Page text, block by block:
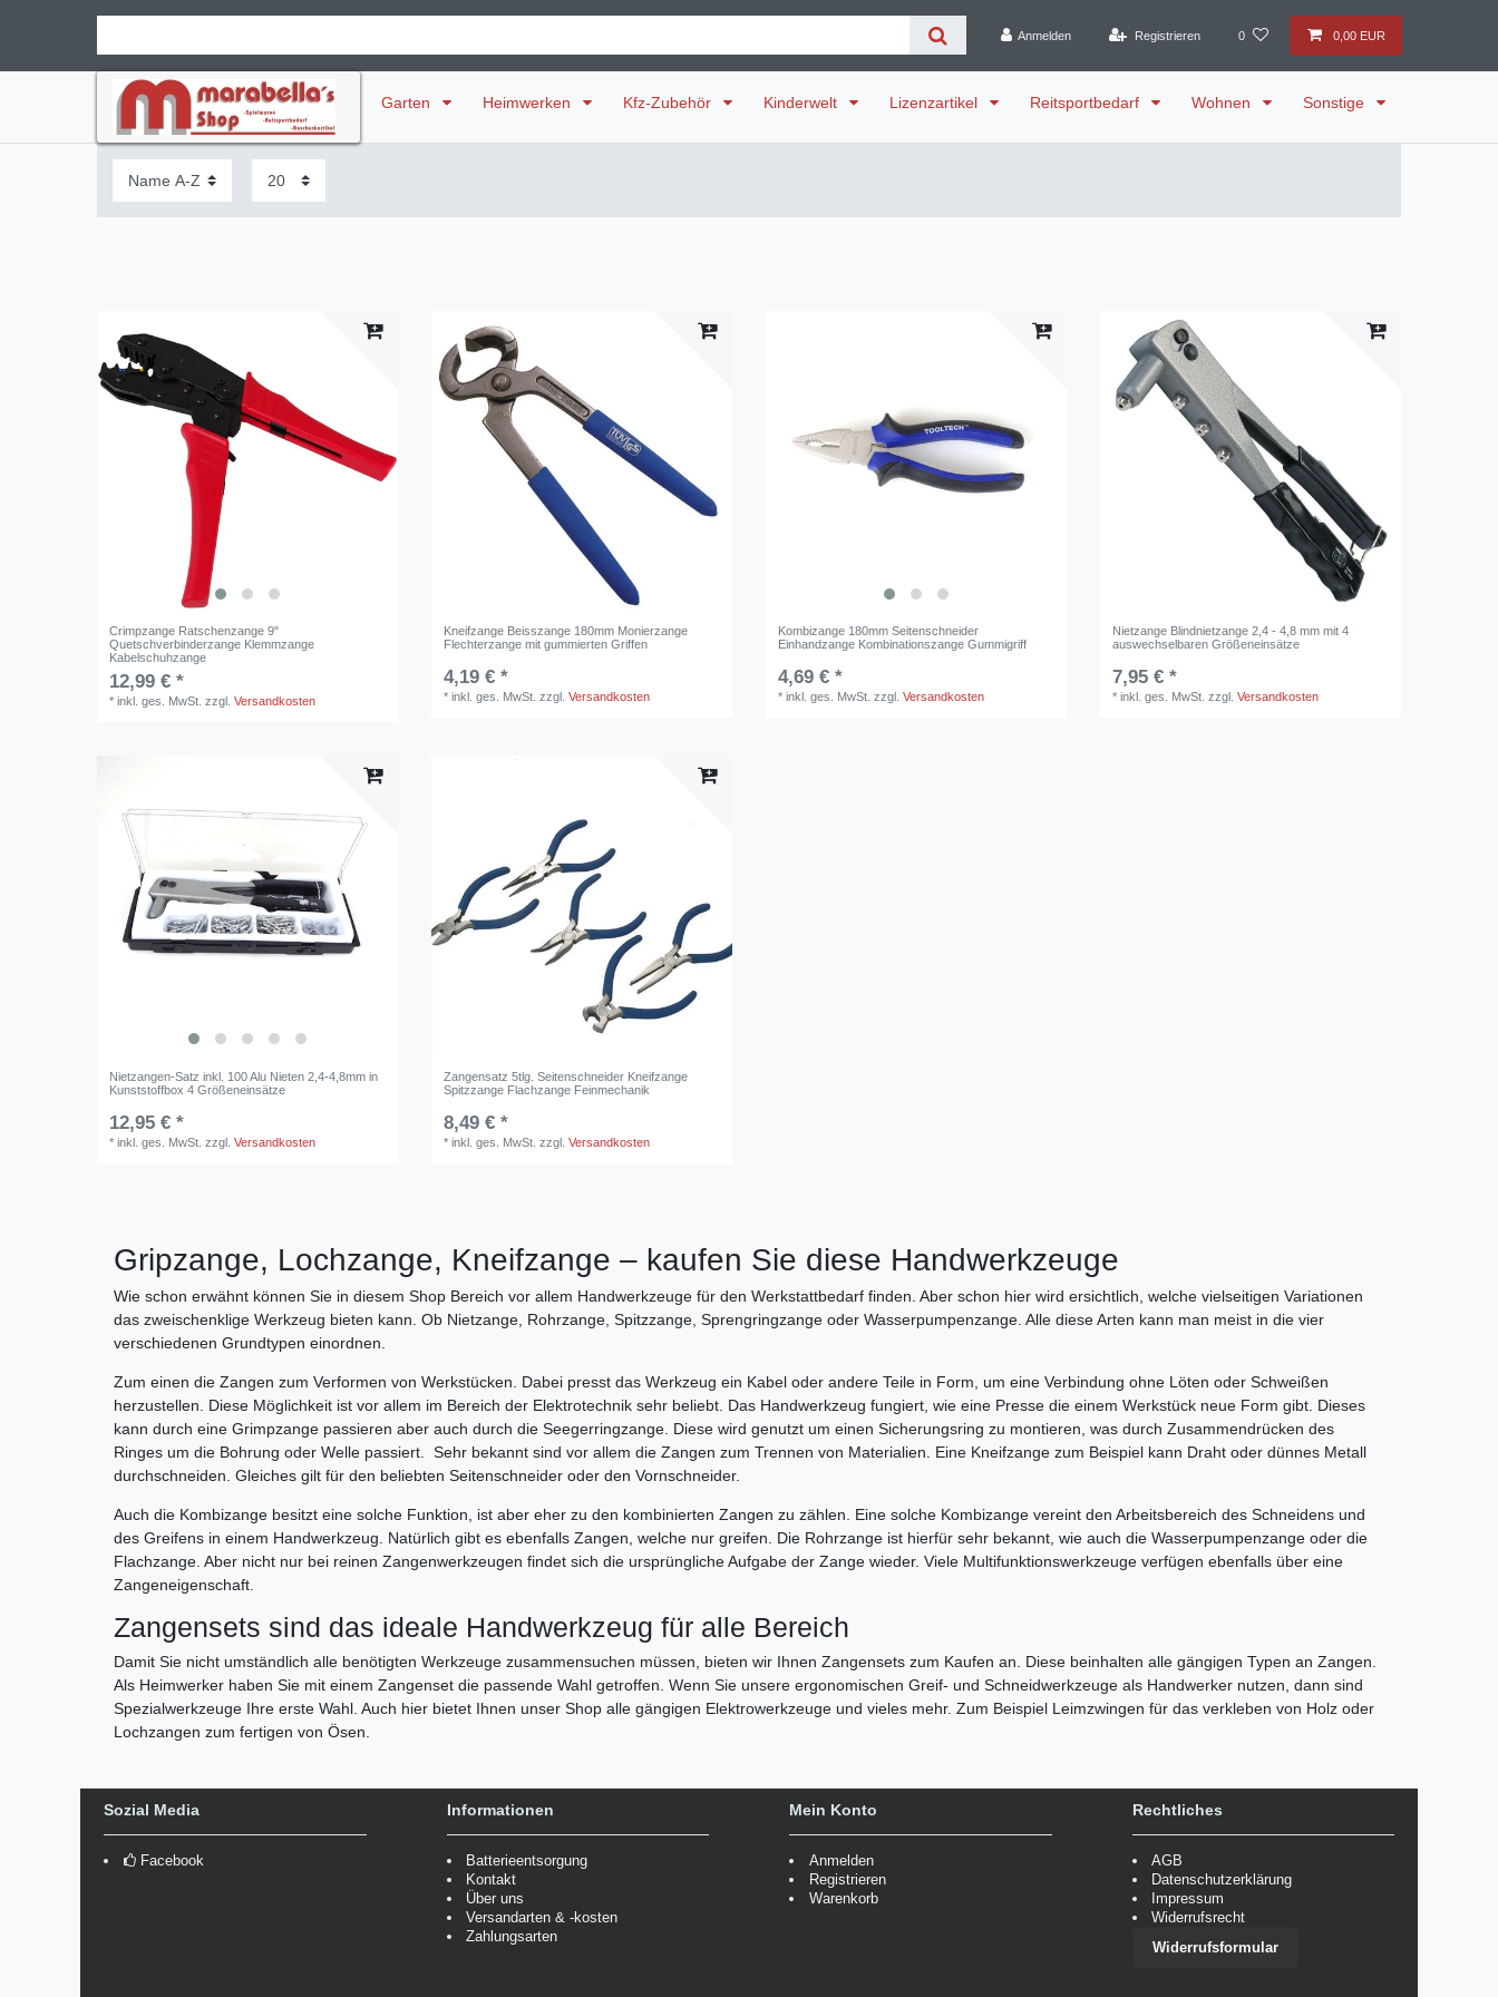
Anmelden Registrieren 0 0,00 EUR
Garten Heimwerken Kfz-Zubehör Kinderwelt Lizenzartikel Reitsportbedarf Wohnen Sonstige
Crimpzange Ratschenzange 9"
Quetschverbinderzange Klemmzange
Kabelschuhzange
12,99 € *
*inkl. ges. MwSt. zzgl.Versandkosten
Kneifzange Beisszange 180mm Monierzange
Flechterzange mit gummierten Griffen
4,19 € *
*inkl. ges. MwSt. zzgl.Versandkosten
Kombizange 180mm Seitenschneider
Einhandzange Kombinationszange Gummigriff
4,69 € *
*inkl. ges. MwSt. zzgl.Versandkosten
Nietzange Blindnietzange 2,4 - 4,8 mm mit 4
auswechselbaren Größeneinsätze
7,95 € *
*inkl. ges. MwSt. zzgl.Versandkosten
Nietzangen-Satz inkl. 100 Alu Nieten 2,4-4,8mm in
Kunststoffbox 4 Größeneinsätze
12,95 € *
*inkl. ges. MwSt. zzgl.Versandkosten
Zangensatz 5tlg. Seitenschneider Kneifzange
Spitzzange Flachzange Feinmechanik
8,49 € *
*inkl. ges. MwSt. zzgl.Versandkosten
Gripzange, Lochzange, Kneifzange – kaufen Sie diese Handwerkzeuge
Wie schon erwähnt können Sie in diesem Shop Bereich vor allem Handwerkzeuge für den Werkstattbedarf finden. Aber schon hier wird ersichtlich, welche vielseitigen Variationen
das zweischenklige Werkzeug bieten kann. Ob Nietzange, Rohrzange, Spitzzange, Sprengringzange oder Wasserpumpenzange. Alle diese Arten kann man meist in die vier
verschiedenen Grundtypen einordnen.
Zum einen die Zangen zum Verformen von Werkstücken. Dabei presst das Werkzeug ein Kabel oder andere Teile in Form, um eine Verbindung ohne Löten oder Schweißen
herzustellen. Diese Möglichkeit ist vor allem im Bereich der Elektrotechnik sehr beliebt. Das Handwerkzeug fungiert, wie eine Presse die einem Werkstück neue Form gibt. Dieses
kann durch eine Grimpzange passieren aber auch durch die Seegerringzange. Diese wird genutzt um einen Sicherungsring zu montieren, was durch Zusammendrücken des
Ringes um die Bohrung oder Welle passiert. Sehr bekannt sind vor allem die Zangen zum Trennen von Materialien. Eine Kneifzange zum Beispiel kann Draht oder dünnes Metall
durchschneiden. Gleiches gilt für den beliebten Seitenschneider oder den Vornschneider.
Auch die Kombizange besitzt eine solche Funktion, ist aber eher zu den kombinierten Zangen zu zählen. Eine solche Kombizange vereint den Arbeitsbereich des Schneidens und
des Greifens in einem Handwerkzeug. Natürlich gibt es ebenfalls Zangen, welche nur greifen. Die Rohrzange ist hierfür sehr bekannt, wie auch die Wasserpumpenzange oder die
Flachzange. Aber nicht nur bei reinen Zangenwerkzeugen findet sich die ursprüngliche Aufgabe der Zange wieder. Viele Multifunktionswerkzeuge verfügen ebenfalls über eine
Zangeneigenschaft.
Zangensets sind das ideale Handwerkzeug für alle Bereich
Damit Sie nicht umständlich alle benötigten Werkzeuge zusammensuchen müssen, bieten wir Ihnen Zangensets zum Kaufen an. Diese beinhalten alle gängigen Typen an Zangen.
Als Heimwerker haben Sie mit einem Zangenset die passende Wahl getroffen. Wenn Sie unsere ergonomischen Greif- und Schneidwerkzeuge als Handwerker nutzen, dann sind
Spezialwerkzeuge Ihre erste Wahl. Auch hier bietet Ihnen unser Shop alle gängigen Elektrowerkzeuge und vieles mehr. Zum Beispiel Leimzwingen für das verkleben von Holz oder
Lochzangen zum fertigen von Ösen.
Sozial Media
Facebook
Informationen
Batterieentsorgung
Kontakt
Über uns
Versandarten & -kosten
Zahlungsarten
Mein Konto
Anmelden
Registrieren
Warenkorb
Rechtliches
AGB
Datenschutzerklärung
Impressum
Widerrufsrecht
Widerrufsformular